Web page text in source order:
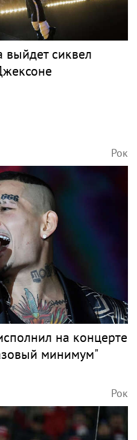
выйдет сиквел
Рок
на концерте
минимум"
Рок